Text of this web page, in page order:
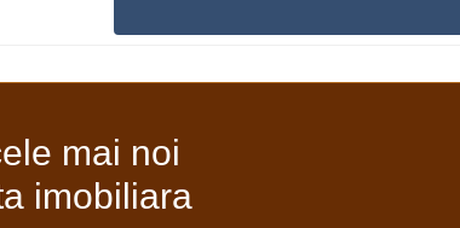
mai noi
imobiliara